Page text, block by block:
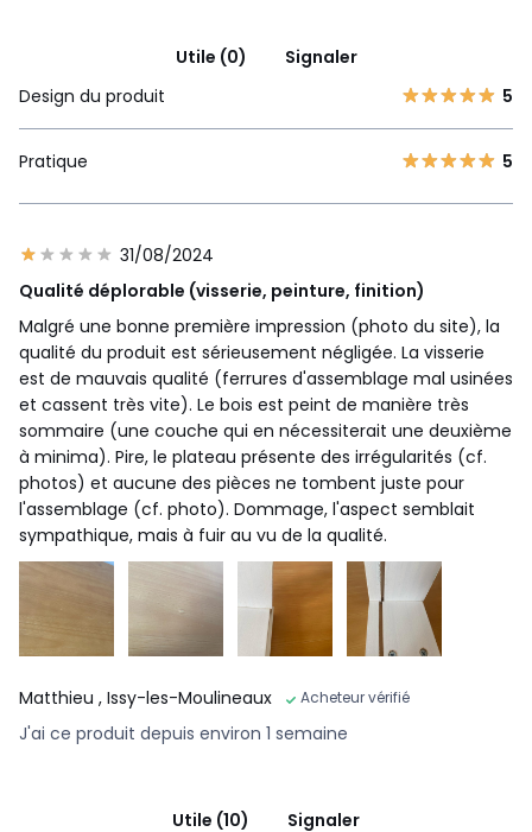
Utile (0)
Signaler
Design du produit
5
Pratique 5
31/08/2024
Qualité déplorable (visserie, peinture, finition)
Malgré une bonne première impression (photo du site), la
qualité du produit est sérieusement négligée. La visserie
est de mauvais qualité (ferrures d'assemblage mal usinées
et cassent très vite). Le bois est peint de manière très
sommaire (une couche qui en nécessiterait une deuxième
à minima). Pire, le plateau présente des irrégularités (cf.
photos) et aucune des pièces ne tombent juste pour
l'assemblage (cf. photo). Dommage, l'aspect semblait
sympathique, mais à fuir au vu de la qualité.
Matthieu , Issy-les-Moulineaux Acheteur vérifié
J'ai ce produit depuis environ 1 semaine
Utile (10)
Signaler